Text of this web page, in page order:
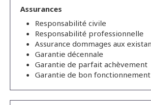
Assurances
Responsabilité civile
Responsabilité professionnelle
Assurance dommages aux
Garantie décennale
Garantie de parfait achèvement
Garantie de bon fonctionnement